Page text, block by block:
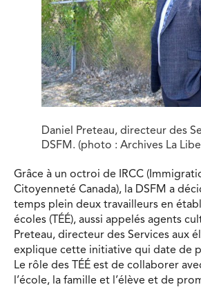
Daniel Preteau, directeur des
DSFM. (photo : Archives La
Grâce à un octroi de IRCC
Citoyenneté Canada), la DSFM a
temps plein deux travailleurs en
écoles (TÉÉ), aussi appelés agents
Preteau, directeur des Services aux
explique cette initiative qui date de
Le rôle des TÉÉ est de collaborer
l’école, la famille et l’élève et de